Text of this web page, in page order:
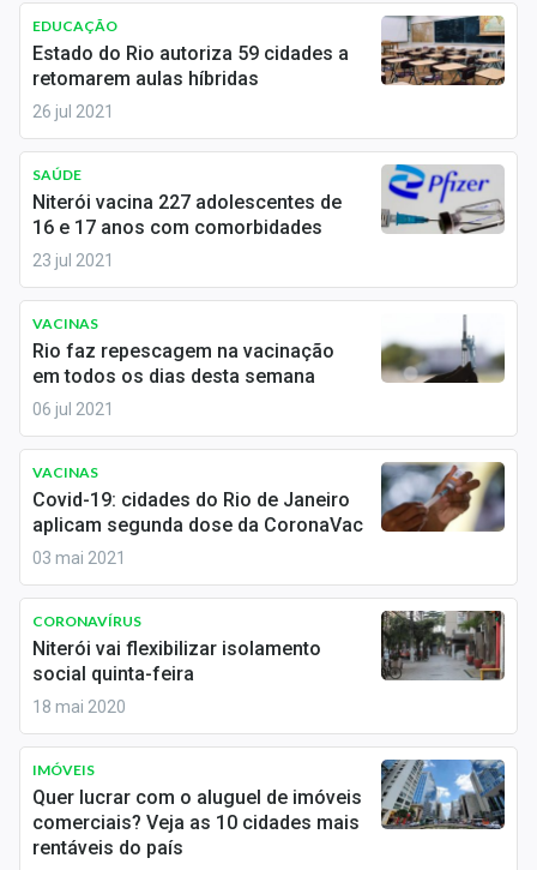
Mercados
Economia
Empresas
Brasil
Colunas
Especiais
Internacional
Marketing
Tecnologia
Conteúdo de Marca
Sobre
Expediente
Contato
EDUCAÇÃO
Estado do Rio autoriza 59 cidades a
retomarem aulas híbridas
26 jul 2021
SAÚDE
Niterói vacina 227 adolescentes de
16 e 17 anos com comorbidades
23 jul 2021
VACINAS
Rio faz repescagem na vacinação
em todos os dias desta semana
06 jul 2021
VACINAS
Covid-19: cidades do Rio de Janeiro
aplicam segunda dose da CoronaVac
03 mai 2021
CORONAVÍRUS
Niterói vai flexibilizar isolamento
social quinta-feira
18 mai 2020
IMÓVEIS
Quer lucrar com o aluguel de imóveis
comerciais? Veja as 10 cidades mais
rentáveis do país